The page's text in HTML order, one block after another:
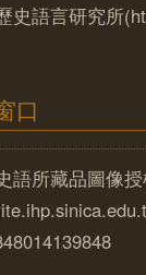
史語言研究所
口
語所藏品圖像